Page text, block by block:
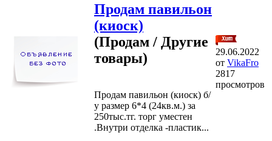
Продам павильон
(киоск)
(Продам / Другие
товары)
Продам павильон (киоск) б/
у размер 6*4 (24кв.м.) за
250тыс.тг. торг уместен
.Внутри отделка -пластик...
29.06.2022
от VikaFro
2817
просмотров